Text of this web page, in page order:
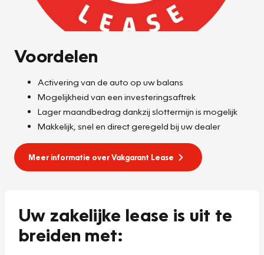
Voordelen
Activering van de auto op uw balans
Mogelijkheid van een investeringsaftrek
Lager maandbedrag dankzij slottermijn is mogelijk
Makkelijk, snel en direct geregeld bij uw dealer
Meer informatie over Vakgarant Lease
Uw zakelijke lease is uit te
breiden met: